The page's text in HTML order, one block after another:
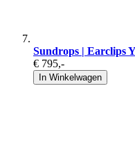
Sundrops | Earclips
€ 795,-
In Winkelwagen